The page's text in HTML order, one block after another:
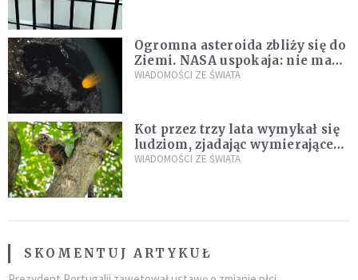
Ogromna asteroida zbliży się do
Ziemi. NASA uspokaja: nie ma
zagrożenia
WIADOMOŚCI ZE ŚWIATA
Kot przez trzy lata wymykał się
ludziom, zjadając wymierające
kaczki. W końcu popełnił
WIADOMOŚCI ZE ŚWIATA
SKOMENTUJ ARTYKUŁ